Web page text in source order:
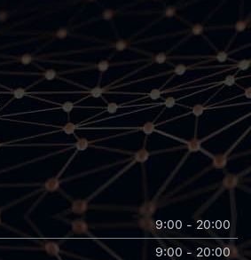
9:00 - 20:00
9:00 - 20:00